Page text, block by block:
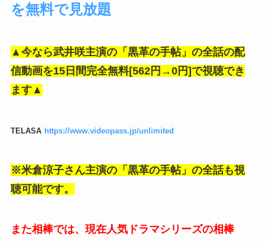
を無料で見放題
▲今なら武井咲主演の「黒革の手帖」の全話の配
信動画を15日間完全無料[562円→0円]で視聴でき
ます▲
TELASA https://www.videopass.jp/unlimited
※米倉涼子さん主演の「黒革の手帖」の全話も視
聴可能です。
また相棒では、現在人気ドラマシリーズの相棒